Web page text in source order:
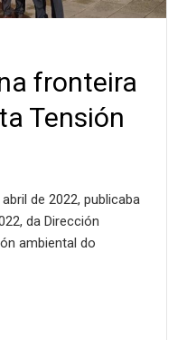
fronteira
Tensión
de 2022, publicaba
da Dirección
ambiental do